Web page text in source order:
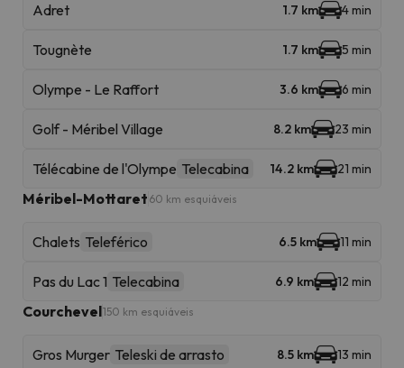
Adret 1.7 km 4 min
Tougnète 1.7 km 5 min
Olympe - Le Raffort 3.6 km 6 min
Golf - Méribel Village 8.2 km 23 min
Télécabine de l'Olympe Telecabina 14.2 km 21 min
Méribel-Mottaret 60 km esquiáveis
Chalets Teleférico 6.5 km 11 min
Pas du Lac 1 Telecabina 6.9 km 12 min
Courchevel150 km esquiáveis
Gros Murger Teleski de arrasto 8.5 km 13 min